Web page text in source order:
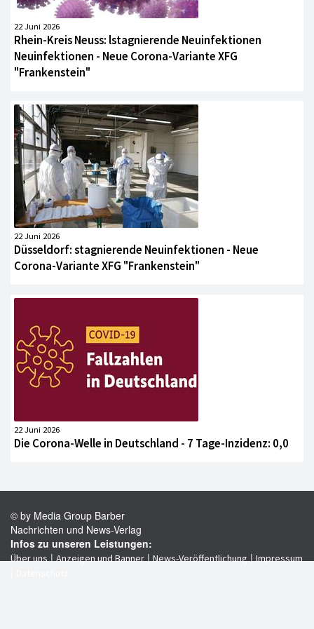
22 Juni 2026
Rhein-Kreis Neuss: lstagnierende Neuinfektionen
Neuinfektionen - Neue Corona-Variante XFG
"Frankenstein"
22 Juni 2026
Düsseldorf: stagnierende Neuinfektionen - Neue
Corona-Variante XFG "Frankenstein"
22 Juni 2026
Die Corona-Welle in Deutschland - 7 Tage-Inzidenz: 0,0
© by Media Group Barber
Nachrichten und News-Verlag
Infos zu unseren Leistungen:
Über uns|Anzeigen und Banner|News-Veröffentlichung|Impressum